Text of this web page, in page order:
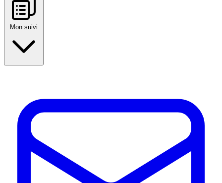
Mon suivi